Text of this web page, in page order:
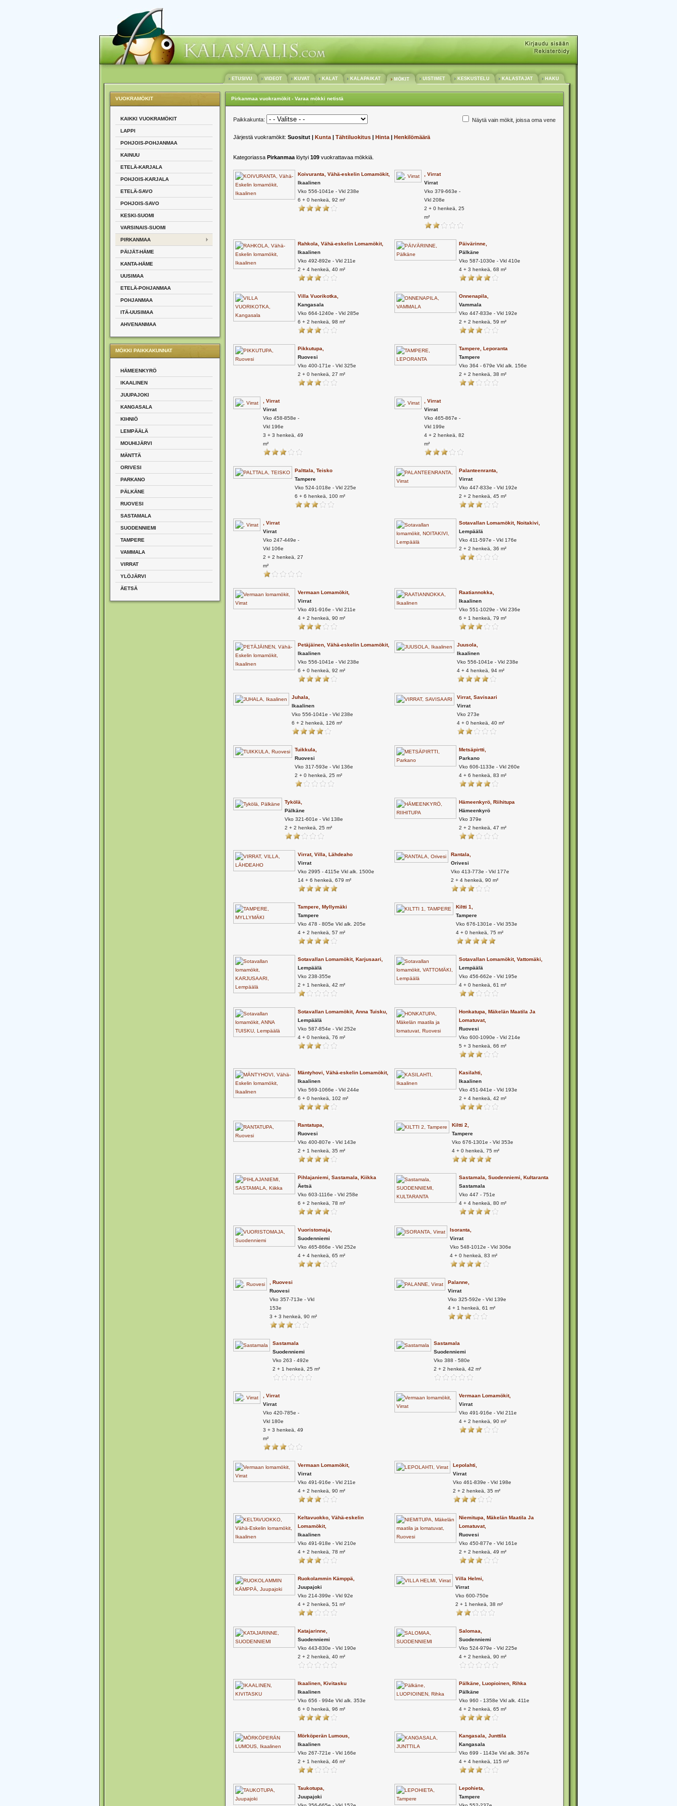
ETUSIVU VIDEOT KUVAT KALAT KALAPAIKAT MÖKIT UISTIMET KESKUSTELU KALASTAJAT HAKU
VUOKRAMÖKIT
KAIKKI VUOKRAMÖKIT
LAPPI
POHJOIS-POHJANMAA
KAINUU
ETELÄ-KARJALA
POHJOIS-KARJALA
ETELÄ-SAVO
POHJOIS-SAVO
KESKI-SUOMI
VARSINAIS-SUOMI
PIRKANMAA
PÄIJÄT-HÄME
KANTA-HÄME
UUSIMAA
ETELÄ-POHJANMAA
POHJANMAA
ITÄ-UUSIMAA
AHVENANMAA
MÖKKI PAIKKAKUNNAT
HÄMEENKYRÖ
IKAALINEN
JUUPAJOKI
KANGASALA
KIHNIÖ
LEMPÄÄLÄ
MOUHIJÄRVI
MÄNTTÄ
ORIVESI
PARKANO
PÄLKÄNE
RUOVESI
SASTAMALA
SUODENNIEMI
TAMPERE
VAMMALA
VIRRAT
YLÖJÄRVI
ÄETSÄ
Pirkanmaa vuokramökit - Varaa mökki netistä
Paikkakunta: Näytä vain mökit, joissa oma vene
Järjestä vuokramökit: Suositut | Kunta | Tähtiluokitus | Hinta | Henkilömäärä
Kategoriassa Pirkanmaa löytyi 109 vuokrattavaa mökkiä.
Koivuranta, Vähä-eskelin Lomamökit,
Ikaalinen
Vko 556-1041e - Vkl 238e
6 + 0 henkeä, 92 m²
, Virrat
Virrat
Vko 379-663e -
Vkl 208e
2 + 0 henkeä, 25
m²
Rahkola, Vähä-eskelin Lomamökit,
Ikaalinen
Vko 492-892e - Vkl 211e
2 + 4 henkeä, 40 m²
Päivärinne,
Pälkäne
Vko 587-1030e - Vkl 410e
4 + 3 henkeä, 68 m²
Villa Vuorikotka,
Kangasala
Vko 664-1240e - Vkl 285e
6 + 2 henkeä, 98 m²
Onnenapila,
Vammala
Vko 447-833e - Vkl 192e
2 + 2 henkeä, 59 m²
Pikkutupa,
Ruovesi
Vko 400-171e - Vkl 325e
2 + 0 henkeä, 27 m²
Tampere, Leporanta
Tampere
Vko 364 - 679e Vkl alk. 156e
2 + 2 henkeä, 38 m²
, Virrat
Virrat
Vko 458-858e -
Vkl 196e
3 + 3 henkeä, 49
m²
, Virrat
Virrat
Vko 465-867e -
Vkl 199e
4 + 2 henkeä, 82
m²
Palttala, Teisko
Tampere
Vko 524-1018e - Vkl 225e
6 + 6 henkeä, 100 m²
Palanteenranta,
Virrat
Vko 447-833e - Vkl 192e
2 + 2 henkeä, 45 m²
, Virrat
Virrat
Vko 247-449e -
Vkl 106e
2 + 2 henkeä, 27
m²
Sotavallan Lomamökit, Noitakivi,
Lempäälä
Vko 411-597e - Vkl 176e
2 + 2 henkeä, 36 m²
Vermaan Lomamökit,
Virrat
Vko 491-916e - Vkl 211e
4 + 2 henkeä, 90 m²
Raatiannokka,
Ikaalinen
Vko 551-1029e - Vkl 236e
6 + 1 henkeä, 79 m²
Petäjäinen, Vähä-eskelin Lomamökit,
Ikaalinen
Vko 556-1041e - Vkl 238e
6 + 0 henkeä, 92 m²
Juusola,
Ikaalinen
Vko 556-1041e - Vkl 238e
4 + 4 henkeä, 94 m²
Juhala,
Ikaalinen
Vko 556-1041e - Vkl 238e
6 + 2 henkeä, 126 m²
Virrat, Savisaari
Virrat
Vko 273e
4 + 0 henkeä, 40 m²
Tuikkula,
Ruovesi
Vko 317-593e - Vkl 136e
2 + 0 henkeä, 25 m²
Metsäpirtti,
Parkano
Vko 606-1133e - Vkl 260e
4 + 6 henkeä, 83 m²
Tykölä,
Pälkäne
Vko 321-601e - Vkl 138e
2 + 2 henkeä, 25 m²
Hämeenkyrö, Riihitupa
Hämeenkyrö
Vko 379e
2 + 2 henkeä, 47 m²
Virrat, Villa, Lähdeaho
Virrat
Vko 2995 - 4115e Vkl alk. 1500e
14 + 6 henkeä, 679 m²
Rantala,
Orivesi
Vko 413-773e - Vkl 177e
2 + 4 henkeä, 90 m²
Tampere, Myllymäki
Tampere
Vko 478 - 805e Vkl alk. 205e
4 + 2 henkeä, 57 m²
Kiltti 1,
Tampere
Vko 676-1301e - Vkl 353e
4 + 0 henkeä, 75 m²
Sotavallan Lomamökit, Karjusaari,
Lempäälä
Vko 238-355e
2 + 1 henkeä, 42 m²
Sotavallan Lomamökit, Vattomäki,
Lempäälä
Vko 456-662e - Vkl 195e
4 + 0 henkeä, 61 m²
Sotavallan Lomamökit, Anna Tuisku,
Lempäälä
Vko 587-854e - Vkl 252e
4 + 0 henkeä, 76 m²
Honkatupa, Mäkelän Maatila Ja
Lomatuvat,
Ruovesi
Vko 600-1090e - Vkl 214e
5 + 3 henkeä, 66 m²
Mäntyhovi, Vähä-eskelin Lomamökit,
Ikaalinen
Vko 569-1066e - Vkl 244e
6 + 0 henkeä, 102 m²
Kasilahti,
Ikaalinen
Vko 451-941e - Vkl 193e
2 + 4 henkeä, 42 m²
Rantatupa,
Ruovesi
Vko 400-807e - Vkl 143e
2 + 1 henkeä, 35 m²
Kiltti 2,
Tampere
Vko 676-1301e - Vkl 353e
4 + 0 henkeä, 75 m²
Pihlajaniemi, Sastamala, Kiikka
Äetsä
Vko 603-1116e - Vkl 258e
6 + 2 henkeä, 78 m²
Sastamala, Suodenniemi, Kultaranta
Sastamala
Vko 447 - 751e
4 + 4 henkeä, 80 m²
Vuoristomaja,
Suodenniemi
Vko 465-866e - Vkl 252e
4 + 4 henkeä, 65 m²
Isoranta,
Virrat
Vko 548-1012e - Vkl 306e
4 + 0 henkeä, 83 m²
, Ruovesi
Ruovesi
Vko 357-713e - Vkl
153e
3 + 3 henkeä, 90 m²
Palanne,
Virrat
Vko 325-592e - Vkl 139e
4 + 1 henkeä, 61 m²
Sastamala
Suodenniemi
Vko 263 - 492e
2 + 1 henkeä, 25 m²
Sastamala
Suodenniemi
Vko 388 - 580e
2 + 2 henkeä, 42 m²
, Virrat
Virrat
Vko 420-785e -
Vkl 180e
3 + 3 henkeä, 49
m²
Vermaan Lomamökit,
Virrat
Vko 491-916e - Vkl 211e
4 + 2 henkeä, 90 m²
Vermaan Lomamökit,
Virrat
Vko 491-916e - Vkl 211e
4 + 2 henkeä, 90 m²
Lepolahti,
Virrat
Vko 461-839e - Vkl 198e
2 + 2 henkeä, 35 m²
Keltavuokko, Vähä-eskelin
Lomamökit,
Ikaalinen
Vko 491-918e - Vkl 210e
4 + 2 henkeä, 78 m²
Niemitupa, Mäkelän Maatila Ja
Lomatuvat,
Ruovesi
Vko 450-877e - Vkl 161e
2 + 2 henkeä, 49 m²
Ruokolammin Kämppä,
Juupajoki
Vko 214-399e - Vkl 92e
4 + 2 henkeä, 51 m²
Villa Helmi,
Virrat
Vko 600-750e
2 + 1 henkeä, 38 m²
Katajarinne,
Suodenniemi
Vko 443-830e - Vkl 190e
2 + 2 henkeä, 40 m²
Salomaa,
Suodenniemi
Vko 524-979e - Vkl 225e
4 + 2 henkeä, 90 m²
Ikaalinen, Kivitasku
Ikaalinen
Vko 656 - 994e Vkl alk. 353e
6 + 0 henkeä, 96 m²
Pälkäne, Luopioinen, Rihka
Pälkäne
Vko 960 - 1358e Vkl alk. 411e
4 + 2 henkeä, 65 m²
Mörköperän Lumous,
Ikaalinen
Vko 267-721e - Vkl 166e
2 + 1 henkeä, 46 m²
Kangasala, Junttila
Kangasala
Vko 699 - 1143e Vkl alk. 367e
4 + 4 henkeä, 115 m²
Taukotupa,
Juupajoki
Lepohieta,
Tampere